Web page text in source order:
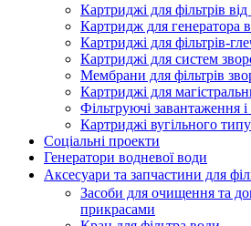
Картриджі для фільтрів
Картридж для генератора
Картриджі для фільтрів-
Картриджі для систем
Мембрани для фільтрів
Картриджі для
Фільтруючі завантаження і
Картриджі вугільного типу
Соціальні проекти
Генератори водневої води
Аксесуари та запчастини для
Засоби для очищення та
прикрасами